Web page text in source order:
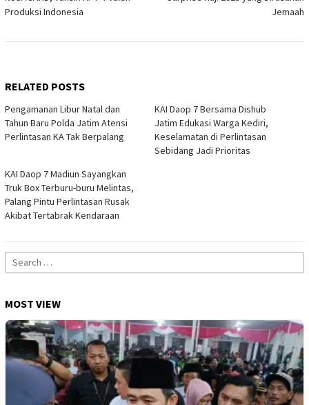
Produksi Indonesia
Jemaah
RELATED POSTS
Pengamanan Libur Natal dan
Tahun Baru Polda Jatim Atensi
Perlintasan KA Tak Berpalang
KAI Daop 7 Bersama Dishub
Jatim Edukasi Warga Kediri,
Keselamatan di Perlintasan
Sebidang Jadi Prioritas
KAI Daop 7 Madiun Sayangkan
Truk Box Terburu-buru Melintas,
Palang Pintu Perlintasan Rusak
Akibat Tertabrak Kendaraan
Search
for:
MOST VIEW